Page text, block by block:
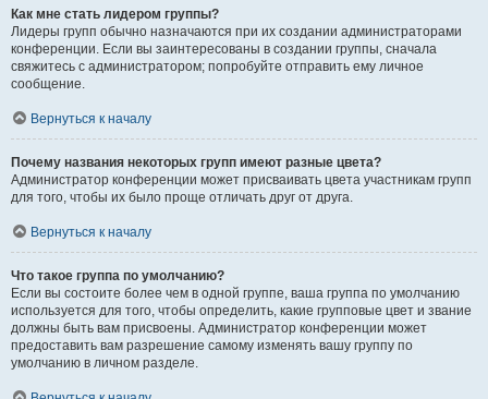
Как мне стать лидером группы?
Лидеры групп обычно назначаются при их создании администраторами
конференции. Если вы заинтересованы в создании группы, сначала
свяжитесь с администратором; попробуйте отправить ему личное
сообщение.
Вернуться к началу
Почему названия некоторых групп имеют разные цвета?
Администратор конференции может присваивать цвета участникам групп
для того, чтобы их было проще отличать друг от друга.
Вернуться к началу
Что такое группа по умолчанию?
Если вы состоите более чем в одной группе, ваша группа по умолчанию
используется для того, чтобы определить, какие групповые цвет и звание
должны быть вам присвоены. Администратор конференции может
предоставить вам разрешение самому изменять вашу группу по
умолчанию в личном разделе.